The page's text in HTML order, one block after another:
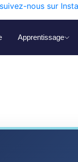
nous sur
Apprentissage